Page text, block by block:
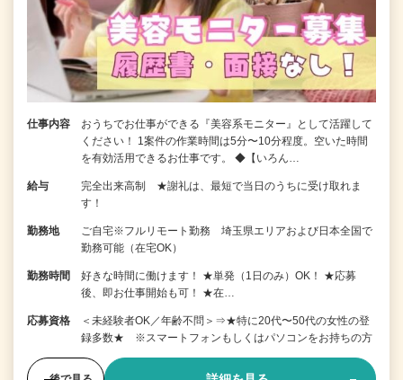
仕事内容
おうちでお仕事ができる『美容系モニター』として活躍して
ください！ 1案件の作業時間は5分〜10分程度。空いた時間
を有効活用できるお仕事です。 ◆【いろん…
給与
完全出来高制 ★謝礼は、最短で当日のうちに受け取れま
す！
勤務地
ご自宅※フルリモート勤務 埼玉県エリアおよび日本全国で
勤務可能（在宅OK）
勤務時間
好きな時間に働けます！ ★単発（1日のみ）OK！ ★応募
後、即お仕事開始も可！ ★在…
応募資格
＜未経験者OK／年齢不問＞⇒★特に20代〜50代の女性の登
録多数★ ※スマートフォンもしくはパソコンをお持ちの方